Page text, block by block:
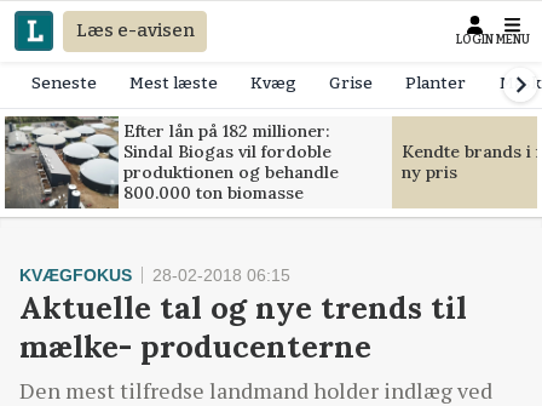
Læs e-avisen LOGIN MENU
Seneste Mest læste Kvæg Grise Planter
Efter lån på 182 millioner:
Sindal Biogas vil fordoble
produktionen og behandle
800.000 ton biomasse
Kendte brands i
ny pris
KVÆGFOKUS 28-02-2018 06:15
Aktuelle tal og nye trends til
mælke- producenterne
Den mest tilfredse landmand holder indlæg ved